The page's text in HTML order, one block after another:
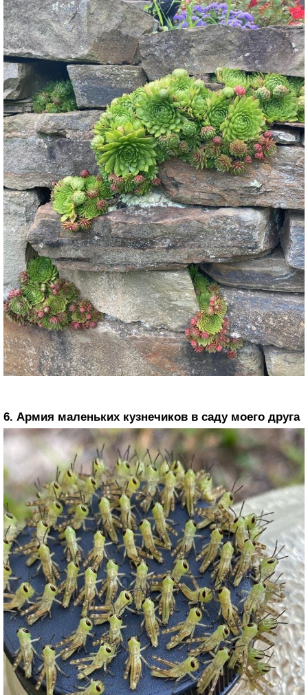
6. Армия маленьких кузнечиков в саду моего друга